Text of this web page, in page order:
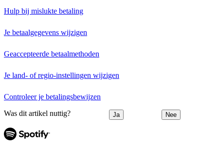
Hulp bij mislukte betaling
Je betaalgegevens wijzigen
Geaccepteerde betaalmethoden
Je land- of regio-instellingen wijzigen
Controleer je betalingsbewijzen
Was dit artikel nuttig? Ja Nee